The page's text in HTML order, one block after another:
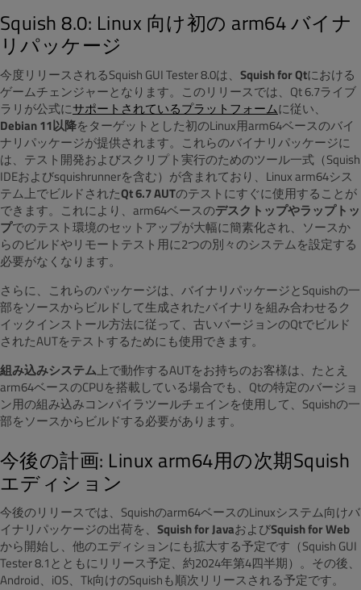
Squish 8.0: Linux 向け初の arm64 バイナ
リパッケージ
今度リリースされるSquish GUI Tester 8.0は、 Squish for Qtにおける
ゲームチェンジャーとなります。このリリースでは、Qt 6.7ライブ
ラリが公式にサポートされているプラットフォームに従い、
Debian 11以降をターゲットとした初のLinux用arm64ベースのバイ
ナリパッケージが提供されます。これらのバイナリパッケージに
は、テスト開発およびスクリプト実行のためのツール一式（Squish
IDEおよびsquishrunnerを含む）が含まれており、Linux arm64シス
テム上でビルドされたQt 6.7 AUTのテストにすぐに使用することが
できます。これにより、arm64ベースのデスクトップやラップトッ
プでのテスト環境のセットアップが大幅に簡素化され、ソースか
らのビルドやリモートテスト用に2つの別々のシステムを設定する
必要がなくなります。
さらに、これらのパッケージは、バイナリパッケージとSquishの一
部をソースからビルドして生成されたバイナリを組み合わせるク
イックインストール方法に従って、古いバージョンのQtでビルド
されたAUTをテストするためにも使用できます。
組み込みシステム上で動作するAUTをお持ちのお客様は、たとえ
arm64ベースのCPUを搭載している場合でも、Qtの特定のバージョ
ン用の組み込みコンパイラツールチェインを使用して、Squishの一
部をソースからビルドする必要があります。
今後の計画: Linux arm64用の次期Squish
エディション
今後のリリースでは、Squishのarm64ベースのLinuxシステム向けバ
イナリパッケージの出荷を、 Squish for JavaおよびSquish for Web
から開始し、他のエディションにも拡大する予定です（Squish GUI
Tester 8.1とともにリリース予定、約2024年第4四半期）。その後、
Android、iOS、Tk向けのSquishも順次リリースされる予定です。